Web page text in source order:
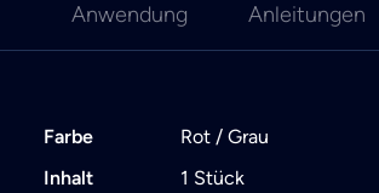
Anwendung Anleitungen
Farbe
Rot / Grau
Inhalt
1 Stück